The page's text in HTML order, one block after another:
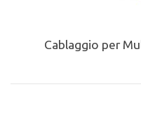
Cablaggio per